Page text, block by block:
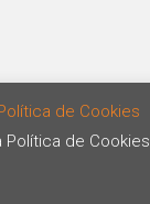
de Cookies
de Cookies